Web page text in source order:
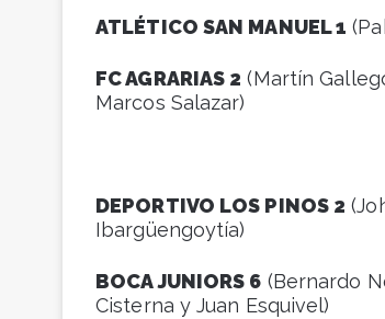
ATLÉTICO SAN MANUEL 1
FC AGRARIAS 2 (Martín
Marcos Salazar)
DEPORTIVO LOS PINOS 2
Ibargüengoytía)
BOCA JUNIORS 6 (Bernardo
Cisterna y Juan Esquivel)